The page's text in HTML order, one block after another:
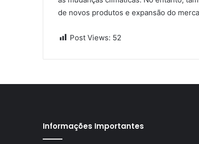
de novos produtos e expansão do
Post Views: 52
Informações Importantes